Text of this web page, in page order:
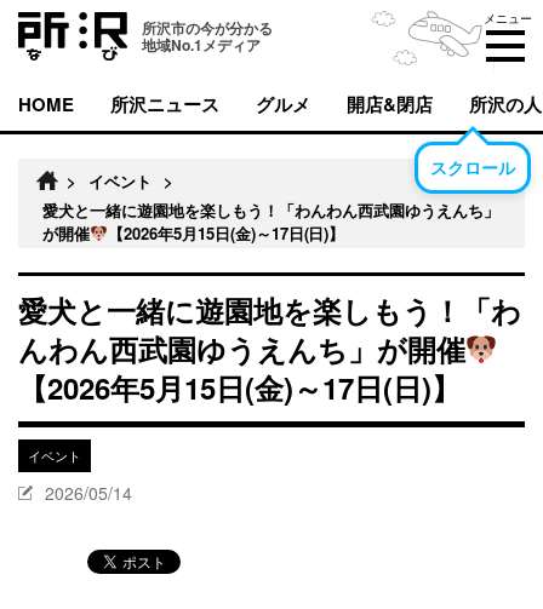
所沢市の今が分かる
地域No.1メディア
メニュー
HOME 所沢ニュース グルメ 開店&閉店 所沢の人
スクロール
> イベント
>
愛犬と一緒に遊園地を楽しもう！「わんわん西武園ゆうえんち」
が開催
【2026年5月15日(金)～17日(日)】
愛犬と一緒に遊園地を楽しもう！「わ
んわん西武園ゆうえんち」が開催
【2026年5月15日(金)～17日(日)】
イベント
2026/05/14